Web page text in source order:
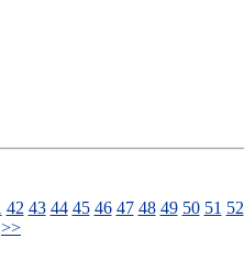
42 43 44 45 46 47 48 49 50 51 52
>>